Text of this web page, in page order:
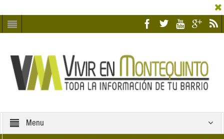
Menu